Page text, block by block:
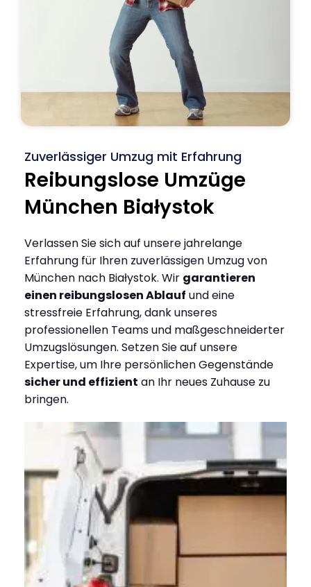
Zuverlässiger Umzug mit Erfahrung
Reibungslose Umzüge
München Białystok
Verlassen Sie sich auf unsere jahrelange
Erfahrung für Ihren zuverlässigen Umzug von
München nach Białystok. Wir garantieren
einen reibungslosen Ablauf und eine
stressfreie Erfahrung, dank unseres
professionellen Teams und maßgeschneiderter
Umzugslösungen. Setzen Sie auf unsere
Expertise, um Ihre persönlichen Gegenstände
sicher und effizient an Ihr neues Zuhause zu
bringen.